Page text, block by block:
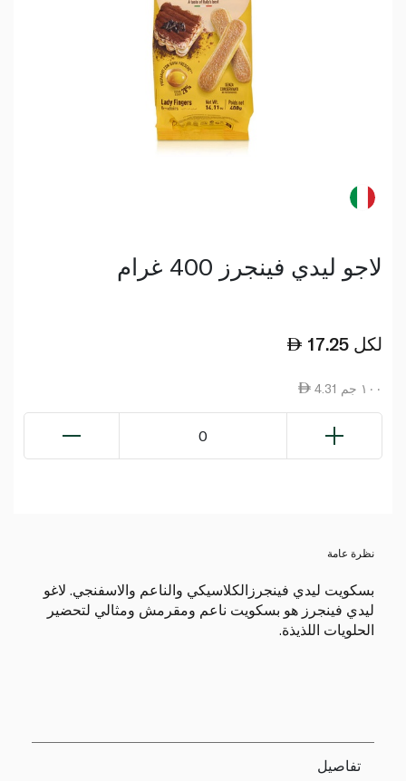
لاجو ليدي فينجرز 400 غرام
17.25 لكل
4.31 ١٠٠ جم
0
نظرة عامة
بسكويت ليدي فينجرزالكلاسيكي والناعم والاسفنجي. لاغو
ليدي فينجرز هو بسكويت ناعم ومقرمش ومثالي لتحضير
الحلويات اللذيذة.
تفاصيل